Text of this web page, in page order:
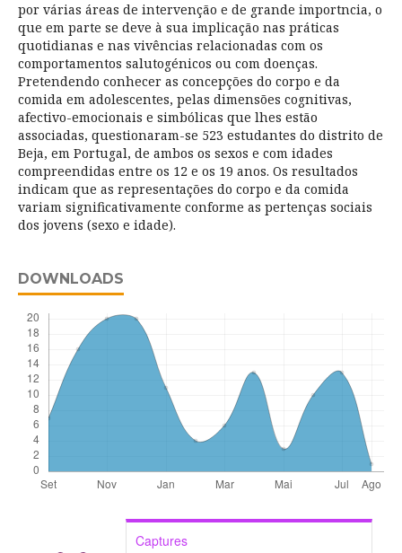
por várias áreas de intervenção e de grande importncia, o
que em parte se deve à sua implicação nas práticas
quotidianas e nas vivências relacionadas com os
comportamentos salutogénicos ou com doenças.
Pretendendo conhecer as concepções do corpo e da
comida em adolescentes, pelas dimensões cognitivas,
afectivo-emocionais e simbólicas que lhes estão
associadas, questionaram-se 523 estudantes do distrito de
Beja, em Portugal, de ambos os sexos e com idades
compreendidas entre os 12 e os 19 anos. Os resultados
indicam que as representações do corpo e da comida
variam significativamente conforme as pertenças sociais
dos jovens (sexo e idade).
DOWNLOADS
Captures